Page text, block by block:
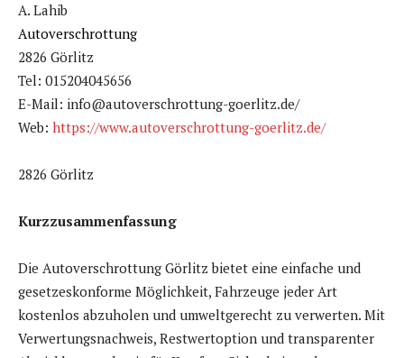
A. Lahib
Autoverschrottung
2826 Görlitz
Tel: 015204045656
E-Mail: info@autoverschrottung-goerlitz.de/
Web: https://www.autoverschrottung-goerlitz.de/
2826 Görlitz
Kurzzusammenfassung
Die Autoverschrottung Görlitz bietet eine einfache und
gesetzeskonforme Möglichkeit, Fahrzeuge jeder Art
kostenlos abzuholen und umweltgerecht zu verwerten. Mit
Verwertungsnachweis, Restwertoption und transparenter